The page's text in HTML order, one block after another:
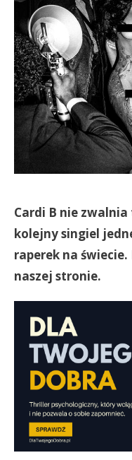
Cardi B nie zwalnia
kolejny singiel
raperek na świecie.
naszej stronie.